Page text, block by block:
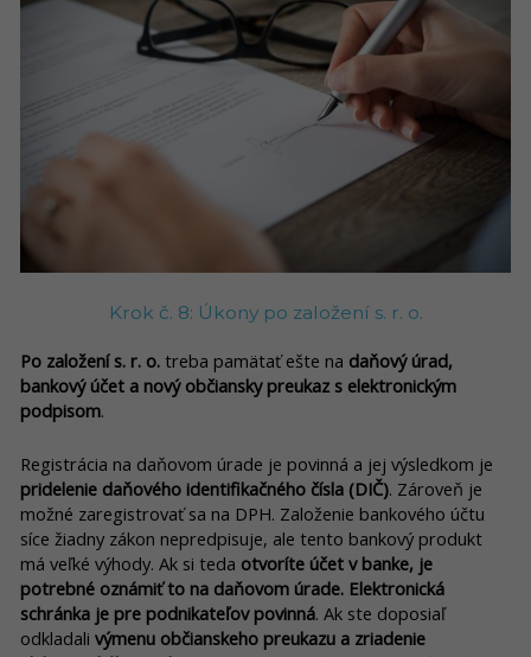
Krok č. 8: Úkony po založení s. r. o.
Po založení s. r. o. treba pamätať ešte na daňový úrad,
bankový účet a nový občiansky preukaz s elektronickým
podpisom.
Registrácia na daňovom úrade je povinná a jej výsledkom je
pridelenie daňového identifikačného čísla (DIČ). Zároveň je
možné zaregistrovať sa na DPH. Založenie bankového účtu
síce žiadny zákon nepredpisuje, ale tento bankový produkt
má veľké výhody. Ak si teda otvoríte účet v banke, je
potrebné oznámiť to na daňovom úrade. Elektronická
schránka je pre podnikateľov povinná. Ak ste doposiaľ
odkladali výmenu občianskeho preukazu a zriadenie